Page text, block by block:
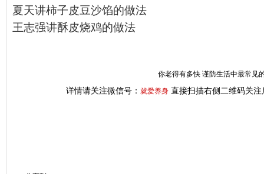
夏天讲柿子皮豆沙馅的做法
王志强讲酥皮烧鸡的做法
你老得有多快 谨防生活中最常见
详情请关注微信号： 就爱养身 直接扫描右侧二维码关注